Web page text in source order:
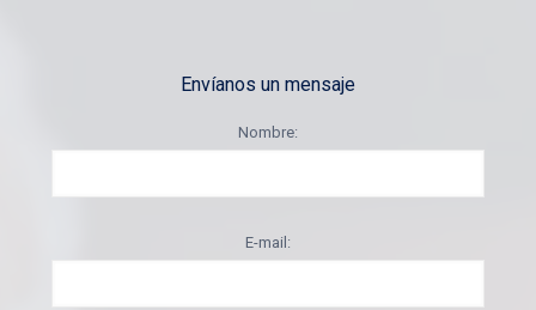
Envíanos un mensaje
Nombre:
E-mail: